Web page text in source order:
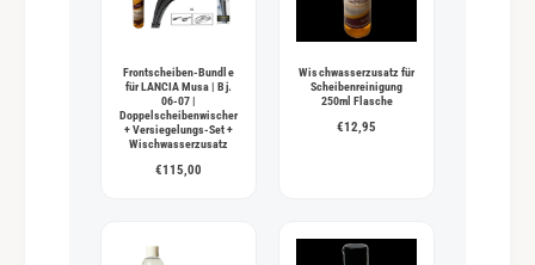
Frontscheiben-Bundle
für LANCIA Musa | Bj.
06-07 |
Doppelscheibenwischer
+ Versiegelungs-Set +
Wischwasserzusatz
€115,00
Wischwasserzusatz für
Scheibenreinigung
250ml Flasche
€12,95